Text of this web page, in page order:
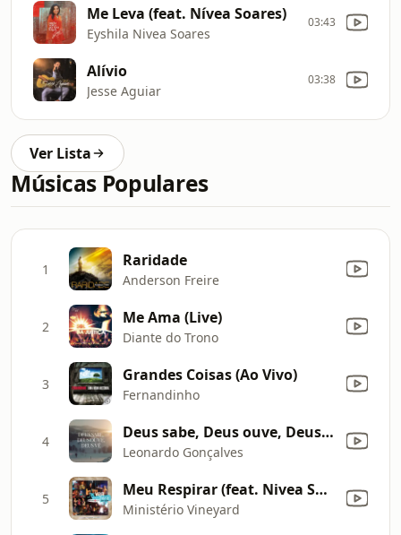
Me Leva (feat. Nívea Soares)
Eyshila Nivea Soares
03:43
Alívio
Jesse Aguiar
03:38
Ver Lista
Músicas Populares
1 Raridade
Anderson Freire
2 Me Ama (Live)
Diante do Trono
3 Grandes Coisas (Ao Vivo)
Fernandinho
4 Deus sabe, Deus ouve, Deus vê
Leonardo Gonçalves
5 Meu Respirar (feat. Nivea Soares) [Ao Vivo]
Ministério Vineyard